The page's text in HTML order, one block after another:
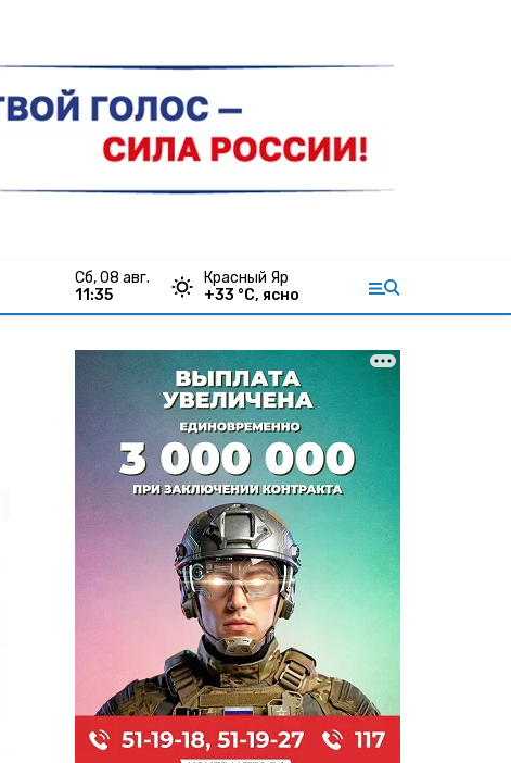
сб, 08 авг.
11:35
Красный Яр
+33 °С, ясно